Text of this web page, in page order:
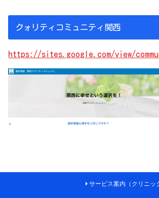
クォリティコミュニティ関西
https://sites.google.com/view/
サービス案内（クリニッ